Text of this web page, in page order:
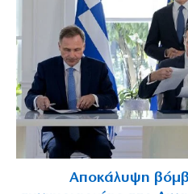
Αποκάλυψη